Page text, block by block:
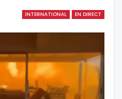
INTERNATIONAL EN DIRECT